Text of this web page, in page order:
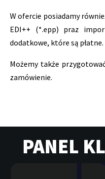
W ofercie posiadamy
EDI++ (*.epp) praz
dodatkowe, które są płatne.
Możemy także
zamówienie.
PANEL